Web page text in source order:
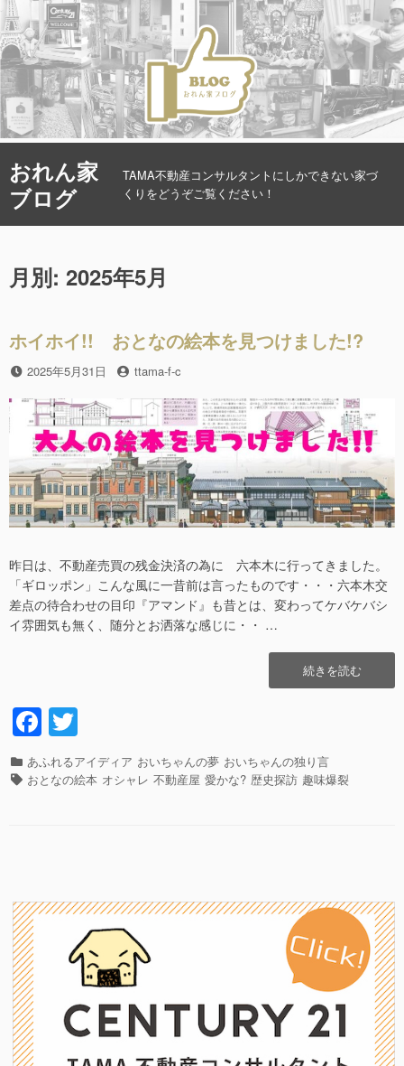
ン
テ
ツ
キ
おれん家
ブログ
TAMA不動産コンサルタントにしかできない家づ
くりをどうぞご覧ください！
月別: 2025年5月
ホイホイ!! おとなの絵本を見つけました!?
投
日
2025年5月31日
投
ttama-f-c
昨日は、不動産売買の残金決済の為に 六本木に行ってきました。
「ギロッポン」こんな風に一昔前は言ったものです・・・六本木交
差点の待合わせの目印『アマンド』も昔とは、変わってケバケバシ
イ雰囲気も無く、随分とお洒落な感じに・・ …
“ホ
イ
と
な
け
ま
し
た!?”の
続きを読む
F
a
c
o
k
wi
tt
カ
テ
あふれるアイディア おいちゃんの夢 おいちゃんの独り言
タ おとなの絵本 オシャレ 不動産屋 愛かな? 歴史探訪 趣味爆裂